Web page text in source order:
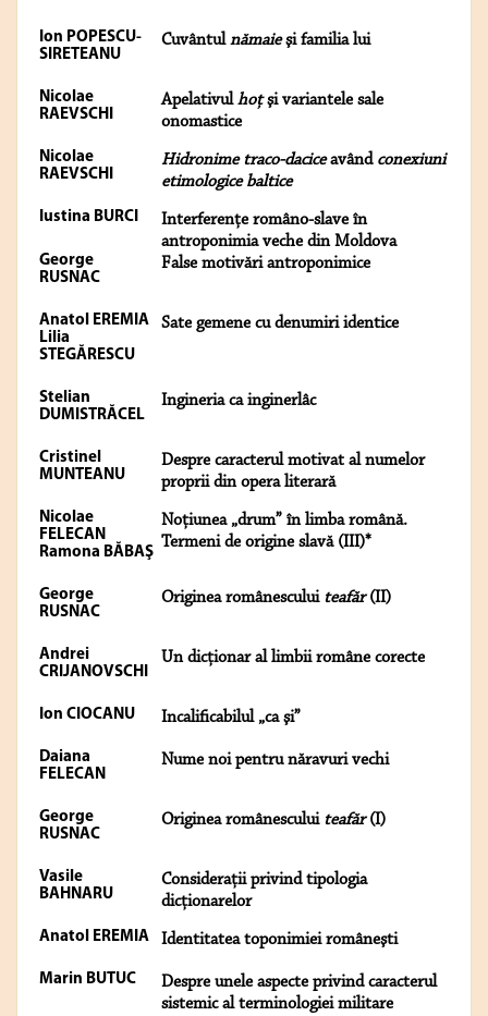
Ion POPESCU-
SIRETEANU
Cuvântulnămaieşi familia lui
Nicolae
RAEVSCHI
Apelativulhoţşi variantele sale
onomastice
Nicolae
RAEVSCHI
Hidronime traco-daciceavând conexiuni
etimologice baltice
Iustina BURCI
Interferenţe româno-slave în
antroponimia veche din Moldova
George
RUSNAC
False motivări antroponimice
Anatol EREMIA
Lilia
STEGĂRESCU
Sate gemene cu denumiri identice
Stelian
DUMISTRĂCEL
Ingineria ca inginerlâc
Cristinel
MUNTEANU
Despre caracterul motivat al numelor
proprii din opera literară
Nicolae
FELECAN
Ramona BĂBAŞ
Noţiunea „drum” în limba română.
Termeni de origine slavă (III)*
George
RUSNAC
Originea românescului teafăr(II)
Andrei
CRIJANOVSCHI
Un dicţionar al limbii române corecte
Ion CIOCANU Incalificabilul „ca şi”
Daiana
FELECAN
Nume noi pentru năravuri vechi
George
RUSNAC
Originea românescului teafăr(I)
Vasile
BAHNARU
Consideraţii privind tipologia
dicţionarelor
Anatol EREMIA Identitatea toponimiei româneşti
Marin BUTUC
Despre unele aspecte privind caracterul
sistemic al terminologiei militare